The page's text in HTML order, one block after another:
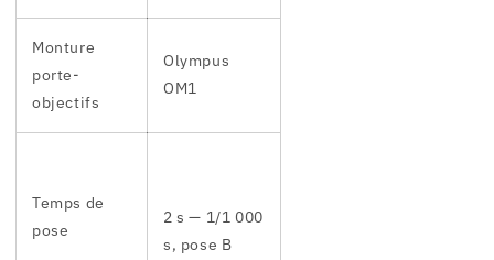
Monture
porte-
objectifs
Olympus
OM1
Temps de
pose
2 s — 1/1 000
s, pose B